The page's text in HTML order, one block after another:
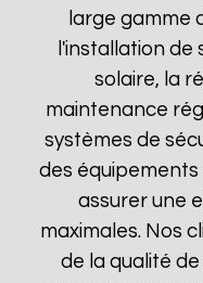
large gamme
l'installation de
solaire, la
maintenance
systèmes de
des
assurer une
maximales. Nos
de la qualité